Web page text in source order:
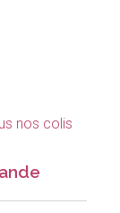
nos colis